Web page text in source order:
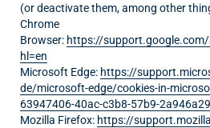
(or deactivate them, among other
Chrome
Browser: https://
hl=en
Microsoft Edge: https://
de/microsoft-edge/cookies-in-
63947406-40ac-c3b8-57b9-
Mozilla Firefox: https://